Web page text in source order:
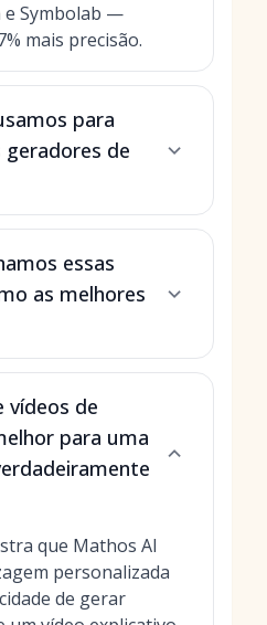
e Symbolab —
mais precisão.
para
geradores de
essas
as melhores
vídeos de
para uma
que Mathos AI
personalizada
de gerar